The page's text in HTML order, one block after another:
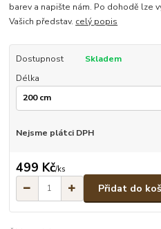
barev a napište nám. Po dohodě lze
Vašich představ. celý popis
Dostupnost
Skladem
Délka
Nejsme plátci DPH
499 Kč/ks
Přidat do